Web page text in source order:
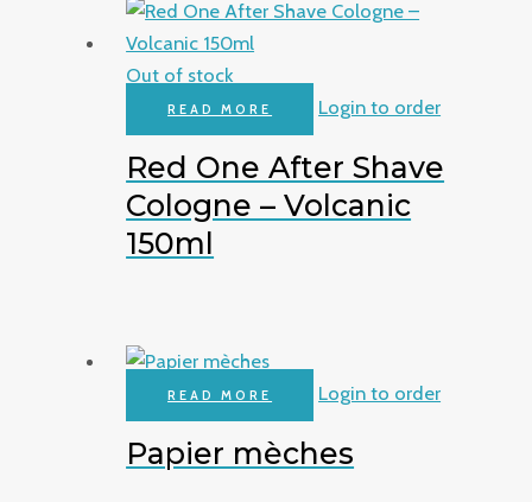
Out of stock
READ MORE Login to order
Red One After Shave
Cologne – Volcanic
150ml
READ MORE Login to order
Papier mèches